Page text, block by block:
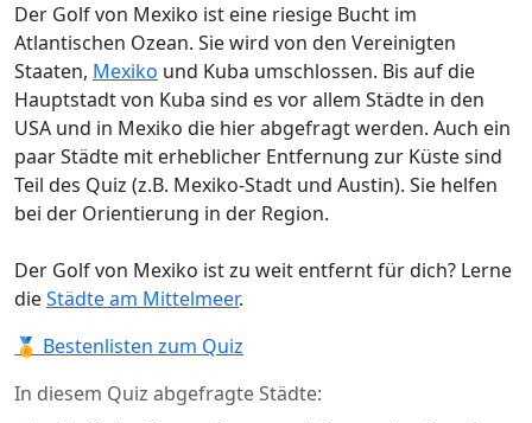
Der Golf von Mexiko ist eine riesige Bucht im
Atlantischen Ozean. Sie wird von den Vereinigten
Staaten, Mexiko und Kuba umschlossen. Bis auf die
Hauptstadt von Kuba sind es vor allem Städte in den
USA und in Mexiko die hier abgefragt werden. Auch ein
paar Städte mit erheblicher Entfernung zur Küste sind
Teil des Quiz (z.B. Mexiko-Stadt und Austin). Sie helfen
bei der Orientierung in der Region.
Der Golf von Mexiko ist zu weit entfernt für dich? Lerne
dieStädte am Mittelmeer.
🏅 Bestenlisten zum Quiz
In diesem Quiz abgefragte Städte: